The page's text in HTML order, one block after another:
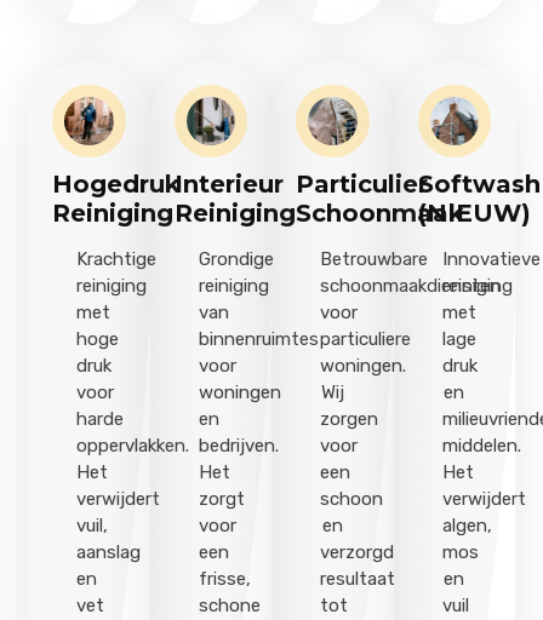
Hogedruk
Reiniging
Krachtige
reiniging
met
hoge
druk
voor
harde
oppervlakken.
Het
verwijdert
vuil,
aanslag
en
vet
Interieur
Reiniging
Grondige
reiniging
van
binnenruimtes
voor
woningen
en
bedrijven.
Het
zorgt
voor
een
frisse,
schone
Particulier
Schoonmaak
Betrouwbare
schoonmaakdiensten
voor
particuliere
woningen.
Wij
zorgen
voor
een
schoon
en
verzorgd
resultaat
tot
Softwash
(NIEUW)
Innovatieve
reiniging
met
lage
druk
en
middelen.
Het
verwijdert
algen,
mos
en
vuil